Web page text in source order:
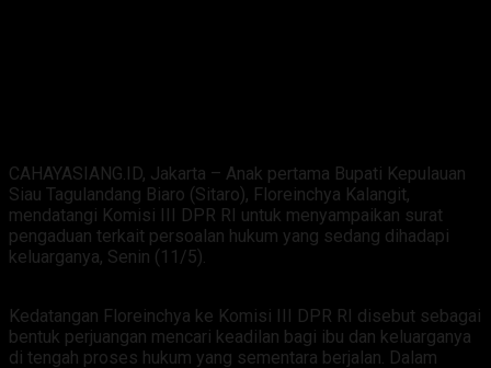
CAHAYASIANG.ID, Jakarta – Anak pertama Bupati Kepulauan
Siau Tagulandang Biaro (Sitaro), Floreinchya Kalangit,
mendatangi Komisi III DPR RI untuk menyampaikan surat
pengaduan terkait persoalan hukum yang sedang dihadapi
keluarganya, Senin (11/5).
Kedatangan Floreinchya ke Komisi III DPR RI disebut sebagai
bentuk perjuangan mencari keadilan bagi ibu dan keluarganya
di tengah proses hukum yang sementara berjalan. Dalam